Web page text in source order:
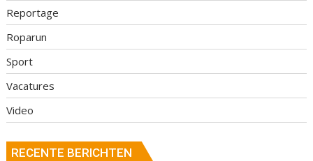
Reportage
Roparun
Sport
Vacatures
Video
RECENTE BERICHTEN